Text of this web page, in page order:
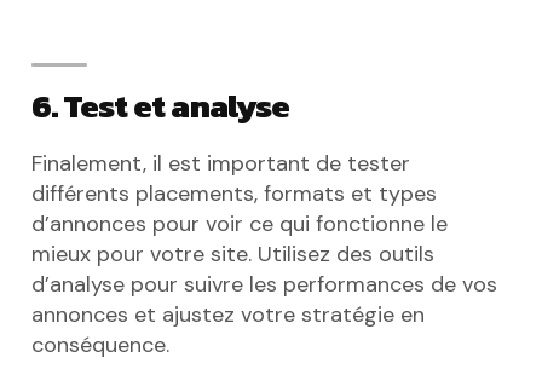
6. Test et analyse
Finalement, il est important de tester
différents placements, formats et types
d’annonces pour voir ce qui fonctionne le
mieux pour votre site. Utilisez des outils
d’analyse pour suivre les performances de vos
annonces et ajustez votre stratégie en
conséquence.